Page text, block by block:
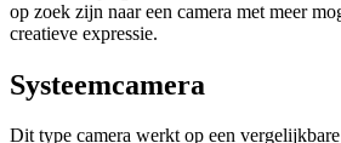
op zoek zijn naar een camera met meer
creatieve expressie.
Systeemcamera
Dit type camera werkt op een